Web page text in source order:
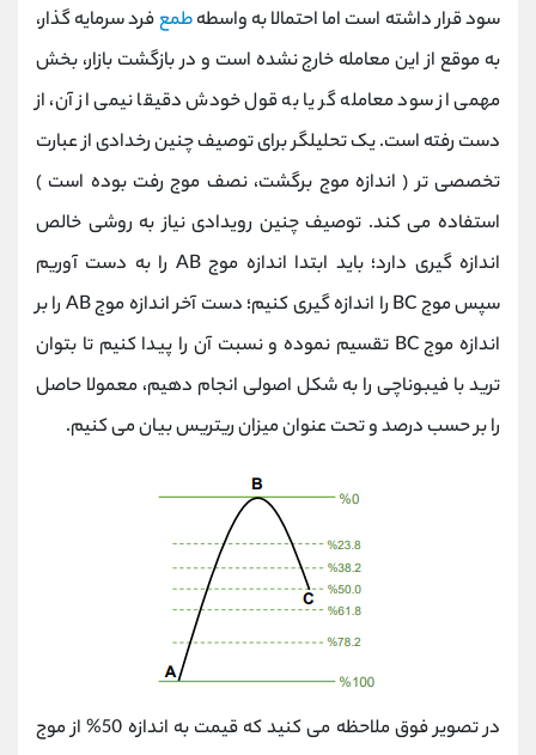
سود قرار داشته است اما احتمالا به واسطهطمعفرد سرمایه گذار،
به موقع از این معامله خارج نشده است و در بازگشت بازار، بخش
مهمی از سود معامله گر یا به قول خودش دقیقا نیمی از آن، از
دست رفته است. یک تحلیلگر برای توصیف چنین رخدادی از عبارت
تخصصی تر ( اندازه موج برگشت، نصف موج رفت بوده است )
استفاده می کند. توصیف چنین رویدادی نیاز به روشی خالص
اندازه گیری دارد؛ باید ابتدا اندازه موج AB را به دست آوریم
سپس موج BC را اندازه گیری کنیم؛ دست آخر اندازه موج AB را بر
اندازه موج BC تقسیم نموده و نسبت آن را پیدا کنیم تا بتوان
ترید با فیبوناچی را به شکل اصولی انجام دهیم، معمولا حاصل
را بر حسب درصد و تحت عنوان میزان ریتریس بیان می کنیم.
در تصویر فوق ملاحظه می کنید که قیمت به اندازه 50% از موج